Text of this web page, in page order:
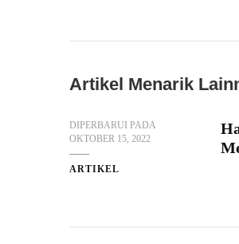
Artikel Menarik
DIPERBARUI PADA
OKTOBER 15, 2022
ARTIKEL